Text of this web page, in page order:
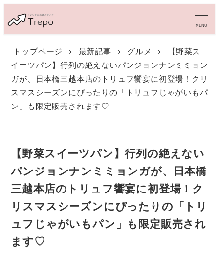
イ
MENU
トップページ 最新記事 グルメ
【野菜ス
イーツパン】行列の絶えないパンジョンナンミミョン
ガが、日本橋三越本店のトリュフ饗宴に初登場！クリ
スマスシーズンにぴったりの「トリュフじゃがいもパ
ン」も限定販売されます♡
【野菜スイーツパン】行列の絶えない
パンジョンナンミミョンガが、日本橋
三越本店のトリュフ饗宴に初登場！ク
リスマスシーズンにぴったりの「トリ
ュフじゃがいもパン」も限定販売され
ます♡